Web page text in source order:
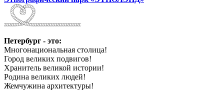
Петербург - это:
Многонациональная столица!
Город великих подвигов!
Хранитель великой истории!
Родина великих людей!
Жемчужина архитектуры!